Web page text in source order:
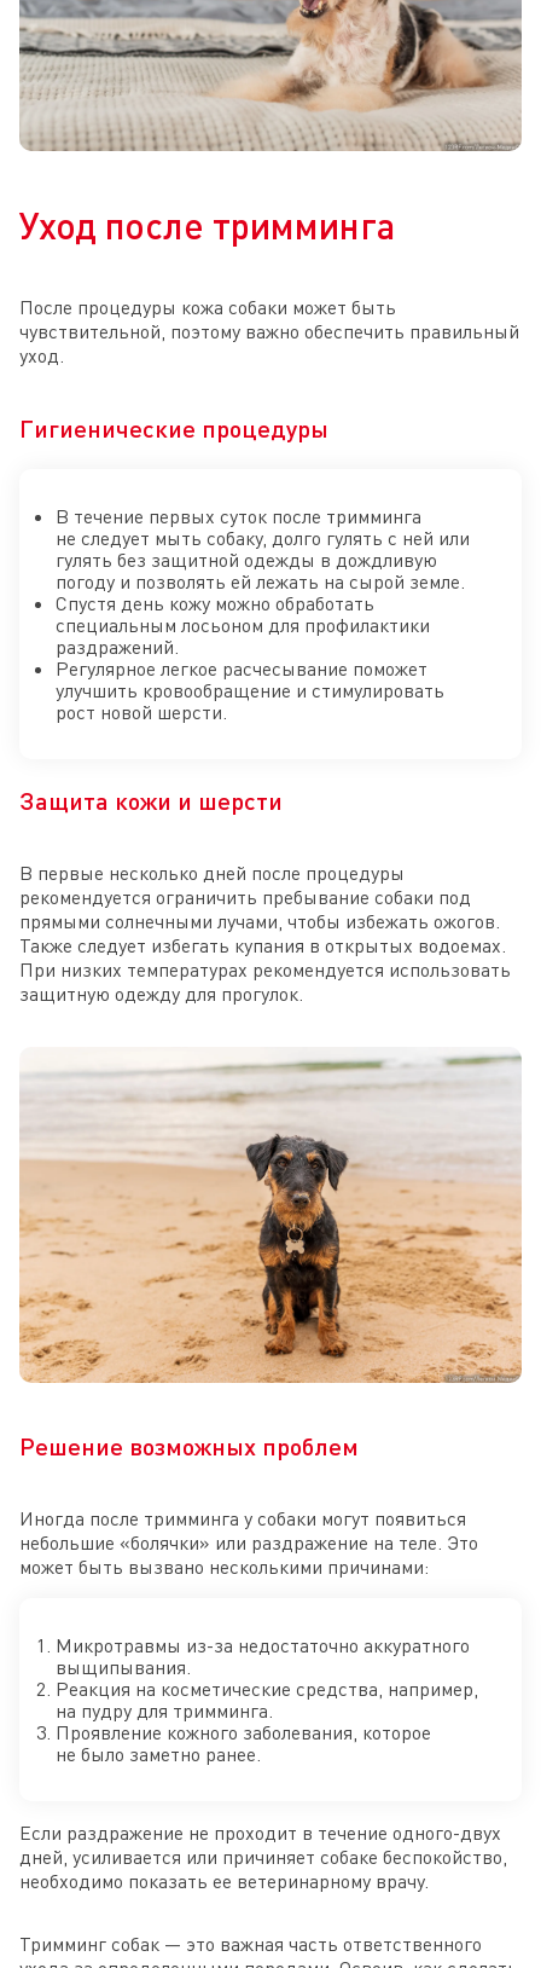
Уход после тримминга
После процедуры кожа собаки может быть
чувствительной, поэтому важно обеспечить правильный
уход.
Гигиенические процедуры
В течение первых суток после тримминга
не следует мыть собаку, долго гулять с ней или
гулять без защитной одежды в дождливую
погоду и позволять ей лежать на сырой земле.
Спустя день кожу можно обработать
специальным лосьоном для профилактики
раздражений.
Регулярное легкое расчесывание поможет
улучшить кровообращение и стимулировать
рост новой шерсти.
Защита кожи и шерсти
В первые несколько дней после процедуры
рекомендуется ограничить пребывание собаки под
прямыми солнечными лучами, чтобы избежать ожогов.
Также следует избегать купания в открытых водоемах.
При низких температурах рекомендуется использовать
защитную одежду для прогулок.
Решение возможных проблем
Иногда после тримминга у собаки могут появиться
небольшие «болячки» или раздражение на теле. Это
может быть вызвано несколькими причинами:
Микротравмы из-за недостаточно аккуратного
выщипывания.
Реакция на косметические средства, например,
на пудру для тримминга.
Проявление кожного заболевания, которое
не было заметно ранее.
Если раздражение не проходит в течение одного-двух
дней, усиливается или причиняет собаке беспокойство,
необходимо показать ее ветеринарному врачу.
Тримминг собак — это важная часть ответственного